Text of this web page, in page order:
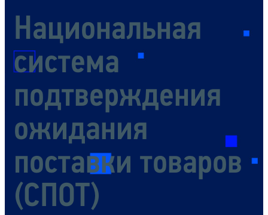
Национальная
система
подтверждения
ожидания
поставки товаров
(СПОТ)